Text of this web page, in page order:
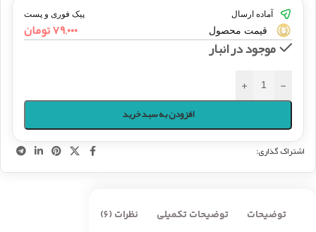
آماده ارسال پیک فوری و پست
قیمت محصول ۷۹,۰۰۰تومان
موجود در انبار
-
+
افزودن به سبد خرید
اشتراک گذاری:
توضیحات توضیحات تکمیلی نظرات (6)